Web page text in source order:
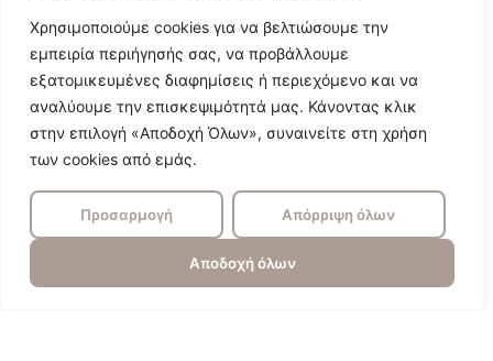
Χρησιμοποιούμε cookies για να βελτιώσουμε την
εμπειρία περιήγησής σας, να προβάλλουμε
εξατομικευμένες διαφημίσεις ή περιεχόμενο και να
αναλύουμε την επισκεψιμότητά μας. Κάνοντας κλικ
στην επιλογή «Αποδοχή Όλων», συναινείτε στη χρήση
των cookies από εμάς.
Προσαρμογή Απόρριψη όλων
Αποδοχή όλων